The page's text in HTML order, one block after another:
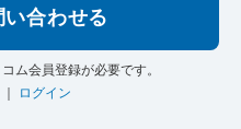
合わせる
ム会員登録が必要です。
ログイン